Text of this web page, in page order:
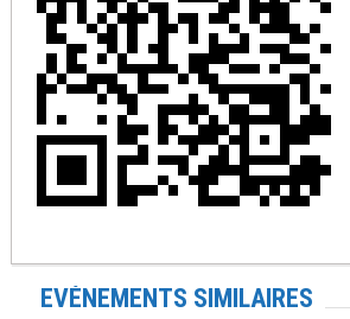
EVÉNEMENTS SIMILAIRES